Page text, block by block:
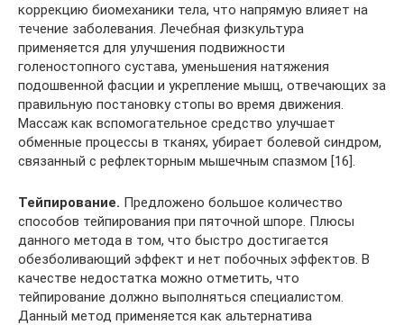
коррекцию биомеханики тела, что напрямую влияет на
течение заболевания. Лечебная физкультура
применяется для улучшения подвижности
голеностопного сустава, уменьшения натяжения
подошвенной фасции и укрепление мышц, отвечающих за
правильную постановку стопы во время движения.
Массаж как вспомогательное средство улучшает
обменные процессы в тканях, убирает болевой синдром,
связанный с рефлекторным мышечным спазмом [16].
Тейпирование. Предложено большое количество
способов тейпирования при пяточной шпоре. Плюсы
данного метода в том, что быстро достигается
обезболивающий эффект и нет побочных эффектов. В
качестве недостатка можно отметить, что
тейпирование должно выполняться специалистом.
Данный метод применяется как альтернатива